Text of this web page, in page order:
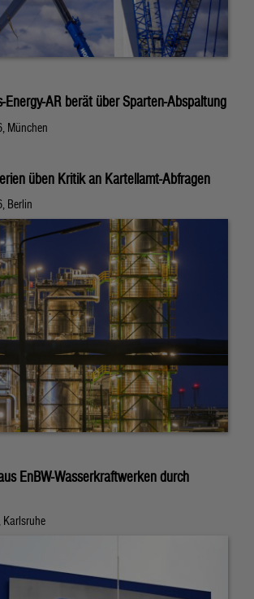
Energy-AR berät über Sparten-Abspaltung
München
üben Kritik an Kartellamt-Abfragen
Berlin
EnBW-Wasserkraftwerken durch